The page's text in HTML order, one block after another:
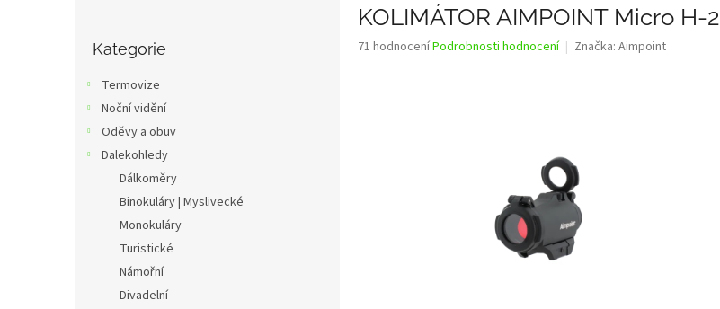
kategorie
Kategorie
Termovize
Noční vidění
Oděvy a obuv
Dalekohledy
Dálkoměry
Binokuláry | Myslivecké
Monokuláry
Turistické
Námořní
Divadelní
KOLIMÁTOR AIMPOINT Micro H-2
Průměrné
71 hodnoceníPodrobnosti hodnocení Značka: Aimpoint